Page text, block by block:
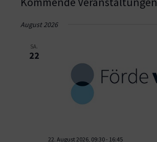
August 2026
SA.
22
22. August 2026, 09:30- 16:45